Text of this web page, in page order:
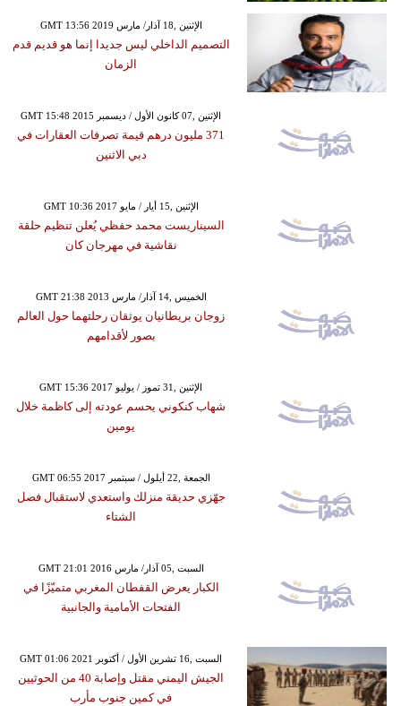
GMT 13:56 2019 الإثنين ,18 آذار/ مارس
التصميم الداخلي ليس جديدا إنما هو قديم قدم
الزمان
GMT 15:48 2015 الإثنين ,07 كانون الأول / ديسمبر
371 مليون درهم قيمة تصرفات العقارات في
دبي الاثنين
GMT 10:36 2017 الإثنين ,15 أيار / مايو
السيناريست محمد حفظي يُعلن تنظيم حلقة
نقاشية في مهرجان كان
GMT 21:38 2013 الخميس ,14 آذار/ مارس
زوجان بريطانيان يوثقان رحلتهما حول العالم
بصور لأقدامهم
GMT 15:36 2017 الإثنين ,31 تموز / يوليو
شهاب كنكوني يحسم عودته إلى كاظمة خلال
يومين
GMT 06:55 2017 الجمعة ,22 أيلول / سبتمبر
جهّزي حديقة منزلك واستعدي لاستقبال فصل
الشتاء
GMT 21:01 2016 السبت ,05 آذار/ مارس
الكبار يعرض القفطان المغربي متميّزًا في
الفتحات الأمامية والجانبية
GMT 01:06 2021 السبت ,16 تشرين الأول / أكتوبر
الجيش اليمني مقتل وإصابة 40 من الحوثيين
في كمين جنوب مأرب